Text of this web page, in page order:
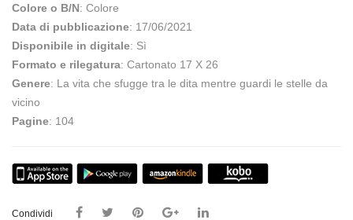
Colore o B/N: Colore
Data di pubblicazione: 17/06/2021
Disponibile in digitale: Sì
Formato e rilegatura: Cartonato 17 X 26
Genere: La vita che sfugge tra le dita mentre guardi le stelle da
vicino
Pagine: 104
Condividi